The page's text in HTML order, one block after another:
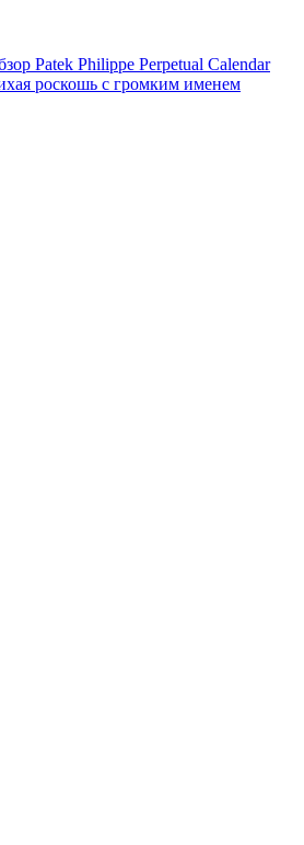
Patek Philippe Perpetual Calendar
роскошь с громким именем